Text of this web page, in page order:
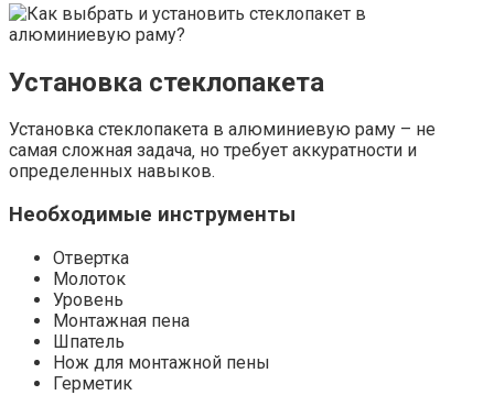
Установка стеклопакета
Установка стеклопакета в алюминиевую раму – не
самая сложная задача‚ но требует аккуратности и
определенных навыков.
Необходимые инструменты
Отвертка
Молоток
Уровень
Монтажная пена
Шпатель
Нож для монтажной пены
Герметик